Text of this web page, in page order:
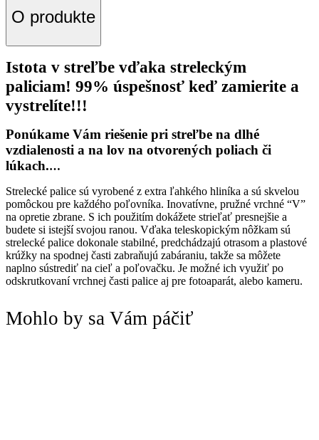
O produkte
Istota v streľbe vďaka streleckým
paliciam! 99% úspešnosť keď zamierite a
vystrelíte!!!
Ponúkame Vám riešenie pri streľbe na dlhé
vzdialenosti a na lov na otvorených poliach či
lúkach.…
Strelecké palice sú vyrobené z extra ľahkého hliníka a sú skvelou
pomôckou pre každého poľovníka. Inovatívne, pružné vrchné “V”
na opretie zbrane. S ich použitím dokážete strieľať presnejšie a
budete si istejší svojou ranou. Vďaka teleskopickým nôžkam sú
strelecké palice dokonale stabilné, predchádzajú otrasom a plastové
krúžky na spodnej časti zabraňujú zabáraniu, takže sa môžete
naplno sústrediť na cieľ a poľovačku. Je možné ich využiť po
odskrutkovaní vrchnej časti palice aj pre fotoaparát, alebo kameru.
Mohlo by sa Vám páčiť